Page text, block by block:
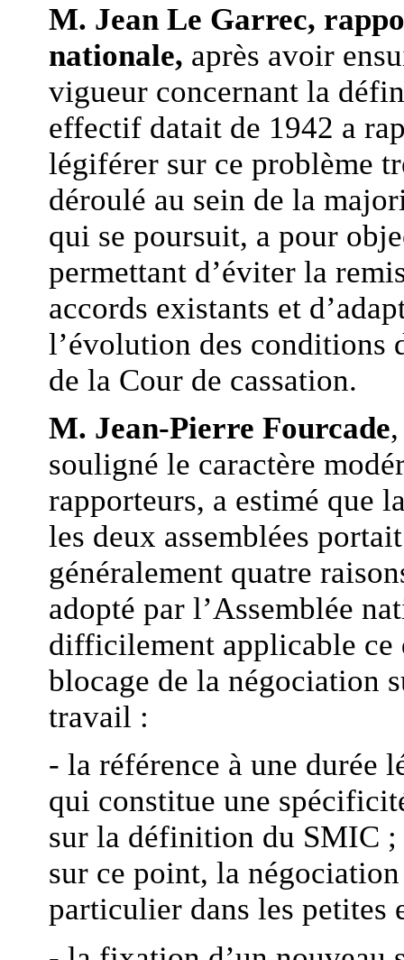
M. Jean Le Garrec,
nationale, après avoir
vigueur concernant la
effectif datait de 1942 a
légiférer sur ce problème
déroulé au sein de la
qui se poursuit, a pour
permettant d’éviter la
accords existants et
l’évolution des conditions
de la Cour de cassation.
M. Jean-Pierre Fourcade
souligné le caractère
rapporteurs, a estimé que
les deux assemblées
généralement quatre
adopté par l’Assemblée
difficilement applicable ce
blocage de la négociation
travail :
- la référence à une durée
qui constitue une
sur la définition du SMIC ;
sur ce point, la négociation
particulier dans les petites